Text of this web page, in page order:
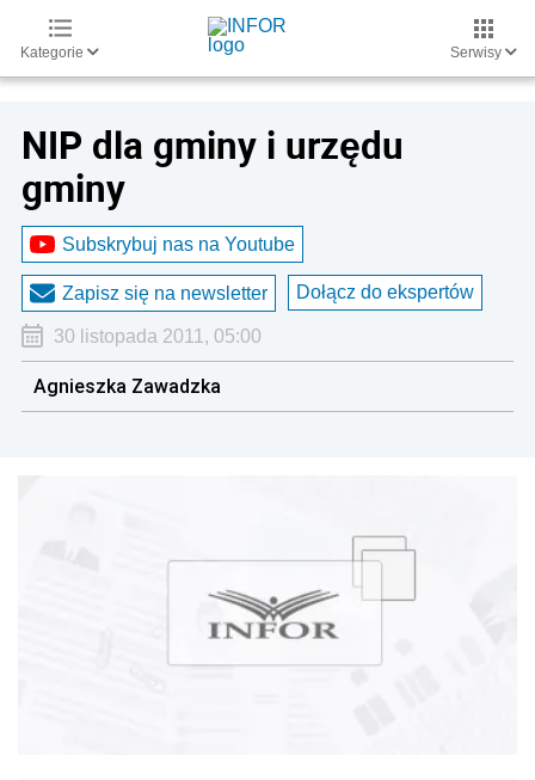
Kategorie Serwisy
NIP dla gminy i urzędu
gminy
Subskrybuj nas na Youtube
Zapisz się na newsletter Dołącz do ekspertów
30 listopada 2011, 05:00
Agnieszka Zawadzka